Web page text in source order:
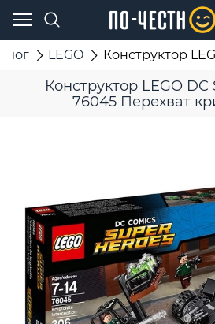
LEGO Конструктор
Конструктор LEGO
76045 Перехват